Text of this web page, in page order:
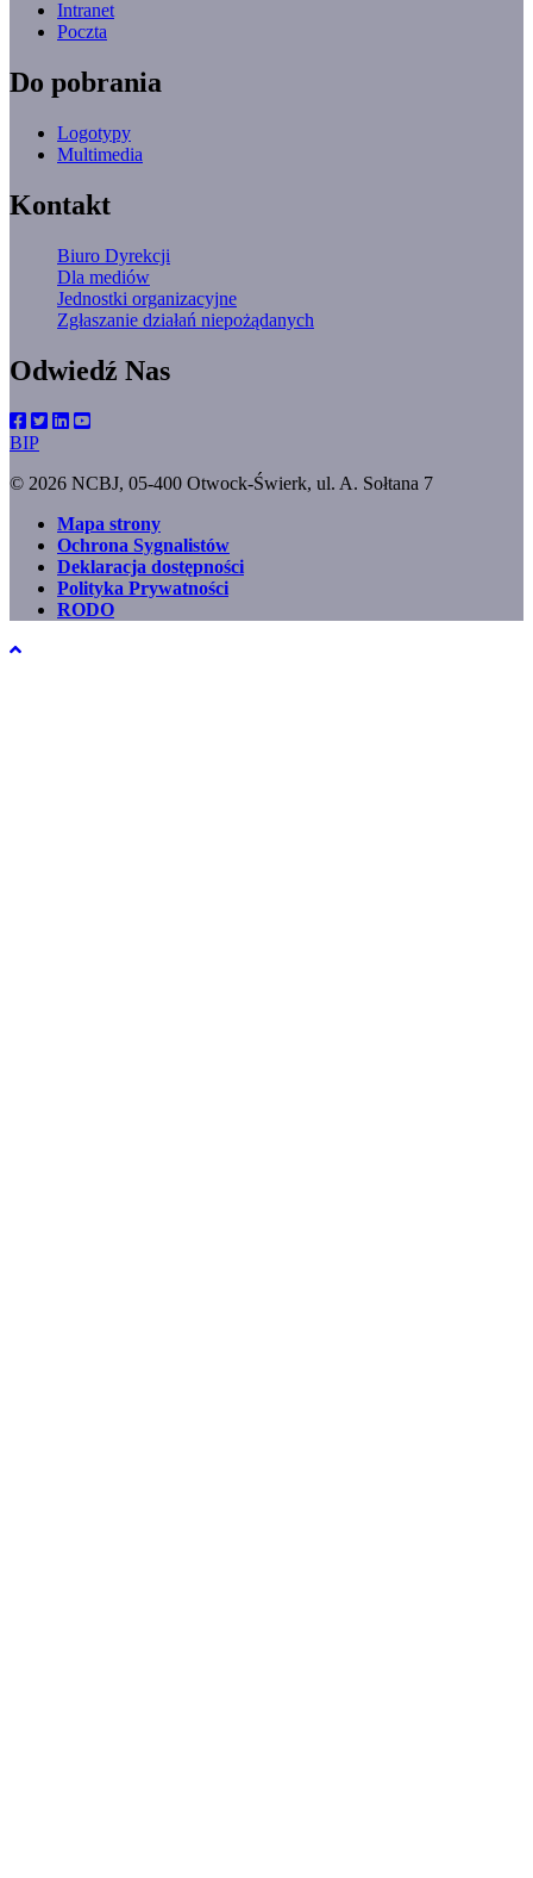
Intranet
Poczta
Do pobrania
Logotypy
Multimedia
Kontakt
Biuro Dyrekcji
Dla mediów
Jednostki organizacyjne
Zgłaszanie działań niepożądanych
Odwiedź Nas
BIP
© 2026 NCBJ, 05-400 Otwock-Świerk, ul. A. Sołtana 7
Footer
menu
Mapa strony
Ochrona Sygnalistów
Deklaracja dostępności
Polityka Prywatności
RODO